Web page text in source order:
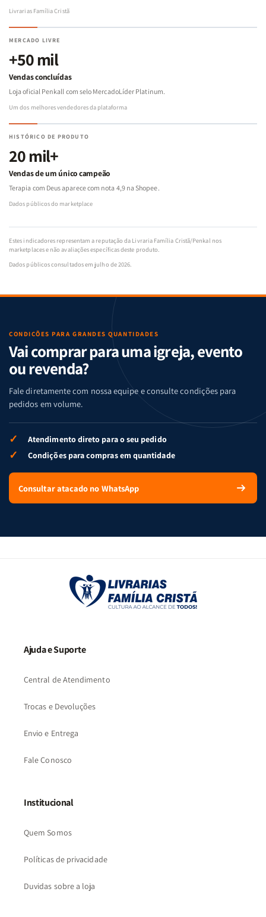
Livrarias Família Cristã
MERCADO LIVRE
+50 mil
Vendas concluídas
Loja oficial Penkall com selo MercadoLíder Platinum.
Um dos melhores vendedores da plataforma
HISTÓRICO DE PRODUTO
20 mil+
Vendas de um único campeão
Terapia com Deus aparece com nota 4,9 na Shopee.
Dados públicos do marketplace
Estes indicadores representam a reputação da Livraria Família Cristã/Penkal nos
marketplaces e não avaliações específicas deste produto.
Dados públicos consultados em julho de 2026.
CONDIÇÕES PARA GRANDES QUANTIDADES
Vai comprar para uma igreja, evento
ou revenda?
Fale diretamente com nossa equipe e consulte condições para
pedidos em volume.
✓ Atendimento direto para o seu pedido
✓ Condições para compras em quantidade
Consultar atacado no WhatsApp
Ajuda e Suporte
Central de Atendimento
Trocas e Devoluções
Envio e Entrega
Fale Conosco
Institucional
Quem Somos
Políticas de privacidade
Duvidas sobre a loja